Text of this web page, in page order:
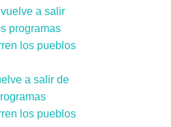
a salir de
los pueblos